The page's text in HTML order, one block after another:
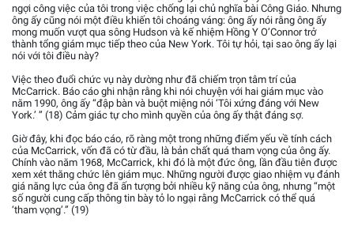
ngợi công việc của tôi trong việc chống lại chủ nghĩa bài Công Giáo. Nhưng
ông ấy cũng nói một điều khiến tôi choáng váng: ông ấy nói rằng ông ấy
mong muốn vượt qua sông Hudson và kế nhiệm Hồng Y O’Connor trở
thành tổng giám mục tiếp theo của New York. Tôi tự hỏi, tại sao ông ấy lại
nói với tôi điều này?
Việc theo đuổi chức vụ này dường như đã chiếm trọn tâm trí của
McCarrick. Báo cáo ghi nhận rằng khi nói chuyện với hai giám mục vào
năm 1990, ông ấy “đập bàn và buột miệng nói ‘Tôi xứng đáng với New
York.’ ” (18) Cảm giác tự cho mình quyền của ông ấy thật đáng sợ.
Giờ đây, khi đọc báo cáo, rõ ràng một trong những điểm yếu về tính cách
của McCarrick, vốn đã có từ đầu, là bản chất quá tham vọng của ông ấy.
Chính vào năm 1968, McCarrick, khi đó là một đức ông, lần đầu tiên được
xem xét thăng chức lên giám mục. Những người được giao nhiệm vụ đánh
giá năng lực của ông đã ấn tượng bởi nhiều kỹ năng của ông, nhưng “một
số người cung cấp thông tin bày tỏ lo ngại rằng McCarrick có thể quá
‘tham vọng’.” (19)